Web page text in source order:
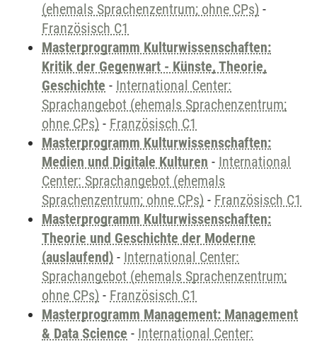
(ehemals Sprachenzentrum; ohne CPs) -
Französisch C1
Masterprogramm Kulturwissenschaften:
Kritik der Gegenwart - Künste, Theorie,
Geschichte - International Center:
Sprachangebot (ehemals Sprachenzentrum;
ohne CPs) - Französisch C1
Masterprogramm Kulturwissenschaften:
Medien und Digitale Kulturen - International
Center: Sprachangebot (ehemals
Sprachenzentrum; ohne CPs) - Französisch C1
Masterprogramm Kulturwissenschaften:
Theorie und Geschichte der Moderne
(auslaufend) - International Center:
Sprachangebot (ehemals Sprachenzentrum;
ohne CPs) - Französisch C1
Masterprogramm Management: Management
& Data Science - International Center: